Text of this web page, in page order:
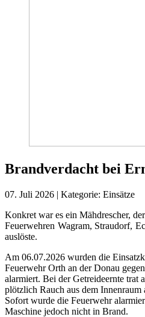
Brandverdacht bei
07. Juli 2026 | Kategorie: Einsätze
Konkret war es ein Mähdrescher,
Feuerwehren Wagram, Straudorf,
auslöste.
Am 06.07.2026 wurden die
Feuerwehr Orth an der Donau
alarmiert. Bei der Getreideernte trat
plötzlich Rauch aus dem Innenraum
Sofort wurde die Feuerwehr
Maschine jedoch nicht in Brand.